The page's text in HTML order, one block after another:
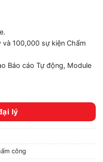
100,000 sự kiện Chấm
Báo cáo Tự động, Module
lý
công